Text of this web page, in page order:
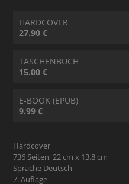
HARDCOVER
27.90 €
TASCHENBUCH
15.00 €
E-BOOK (EPUB)
9.99 €
Hardcover
736 Seiten; 22 cm x 13.8 cm
Sprache Deutsch
7. Auflage